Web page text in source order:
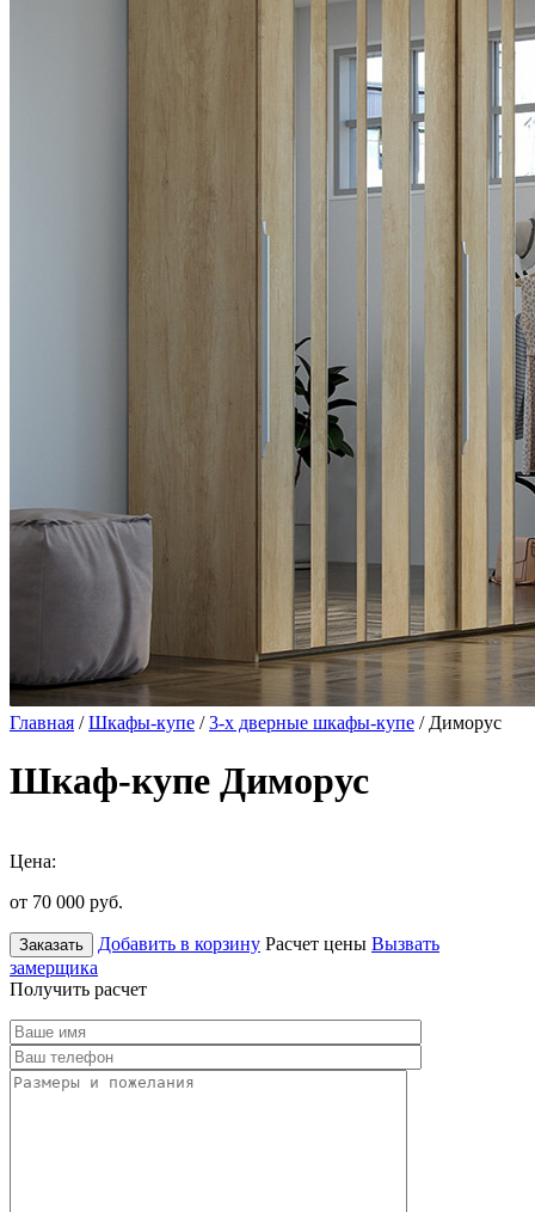
Главная /Шкафы-купе /3-х дверные шкафы-купе / Диморус
Шкаф-купе Диморус
Цена:
от 70 000 руб.
Заказать Добавить в корзину Расчет цены Вызвать
замерщика
Получить расчет